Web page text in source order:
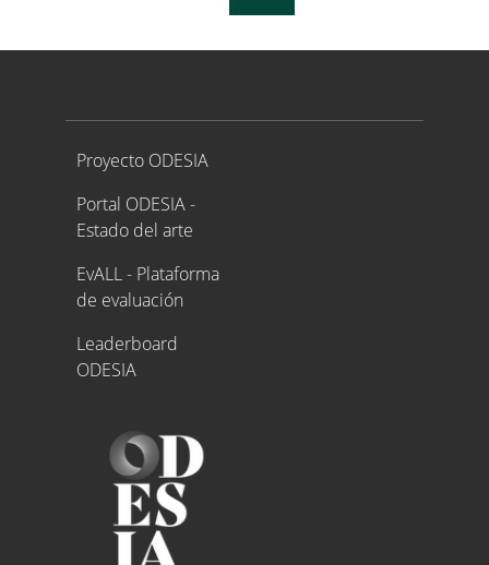
Proyecto ODESIA
Proyecto ODESIA
Portal ODESIA -
Estado del arte
EvALL - Plataforma
de evaluación
Leaderboard
ODESIA